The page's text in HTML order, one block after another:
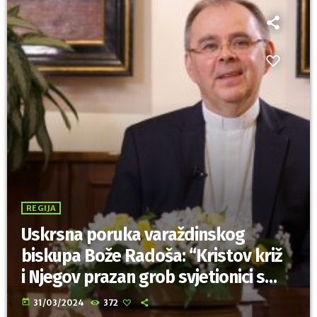
REGIJA
Uskrsna poruka varaždinskog
biskupa Bože Radoša: “Kristov križ
i Njegov prazan grob svjetionici su
naše vjere!”
today 31/03/2024 372